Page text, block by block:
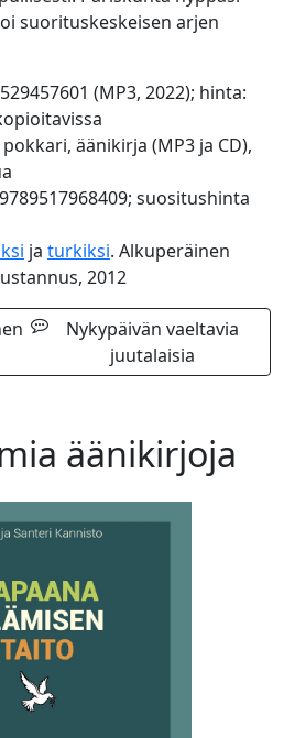
suorituskeskeisen arjen
(MP3, 2022); hinta:
äänikirja (MP3 ja CD),
suositushinta
ja turkiksi. Alkuperäinen
2012
Nykypäivän vaeltavia
juutalaisia
äänikirjoja